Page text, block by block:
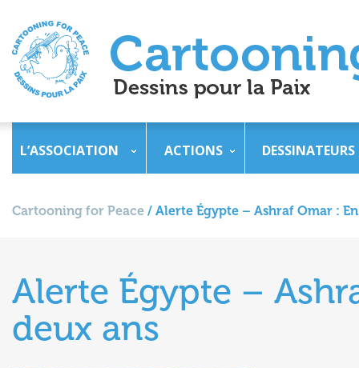
L’ASSOCIATION ACTIONS DESSINATEURS
Cartooning for Peace / Alerte Égypte – Ashraf Omar :
Alerte Égypte –
deux ans